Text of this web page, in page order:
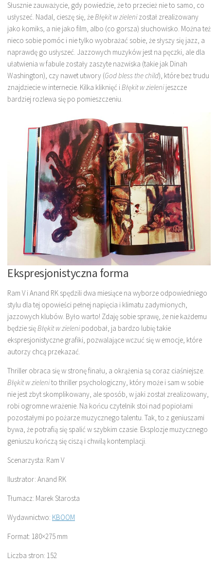
Słusznie zauważycie, gdy powiedzie, że to przecież nie to samo, co
usłyszeć. Nadal, cieszę się, żeBłękit w zielenizostał zrealizowany
jako komiks, a nie jako film, albo (co gorsza) słuchowisko. Można też
nieco sobie pomóc i nie tylko wyobrażać sobie, że słyszy się jazz, a
naprawdę go usłyszeć. Jazzowych muzyków jest na pęczki, ale dla
ułatwienia w fabule zostały zaszyte nazwiska (takie jak Dinah
Washington), czy nawet utwory (God bless the child), które bez trudu
znajdziecie w internecie. Kilka kliknięć iBłękit w zielenijeszcze
bardziej rozlewa się po pomieszczeniu.
Ekspresjonistyczna forma
Ram V i Anand RK spędzili dwa miesiące na wyborze odpowiedniego
stylu dla tej opowieści pełnej napięcia i klimatu zadymionych,
jazzowych klubów. Było warto! Zdaję sobie sprawę, że nie każdemu
będzie sięBłękit w zielenipodobał, ja bardzo lubię takie
ekspresjonistyczne grafiki, pozwalające wczuć się w emocje, które
autorzy chcą przekazać.
Thriller obraca się w stronę finału, a okrążenia są coraz ciaśniejsze.
Błękit w zielenito thriller psychologiczny, który może i sam w sobie
nie jest zbyt skomplikowany, ale sposób, w jaki został zrealizowany,
robi ogromne wrażenie. Na końcu czytelnik stoi nad popiołami
pozostałymi po pożarze muzycznego talentu. Tak, to z geniuszami
bywa, że potrafią się spalić w szybkim czasie. Eksplozje muzycznego
geniuszu kończą się ciszą i chwilą kontemplacji.
Scenarzysta: Ram V
Ilustrator: Anand RK
Tłumacz: Marek Starosta
Wydawnictwo: KBOOM
Format: 180×275 mm
Liczba stron: 152